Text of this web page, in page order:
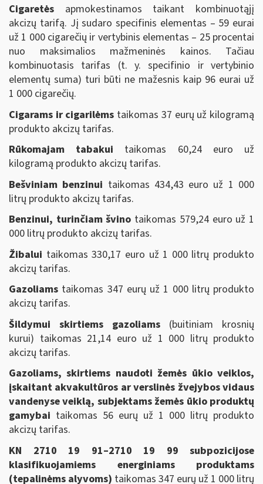
Cigaretės apmokestinamos taikant kombinuotąjį
akcizų tarifą. Jį sudaro specifinis elementas – 59 eurai
už 1 000 cigarečių ir vertybinis elementas – 25 procentai
nuo maksimalios mažmeninės kainos. Tačiau
kombinuotasis tarifas (t. y. specifinio ir vertybinio
elementų suma) turi būti ne mažesnis kaip 96 eurai už
1 000 cigarečių.
Cigarams ir cigarilėms taikomas 37 eurų už kilogramą
produkto akcizų tarifas.
Rūkomajam tabakui taikomas 60,24 euro už
kilogramą produkto akcizų tarifas.
Bešviniam benzinui taikomas 434,43 euro už 1 000
litrų produkto akcizų tarifas.
Benzinui, turinčiam švino taikomas 579,24 euro už 1
000 litrų produkto akcizų tarifas.
Žibalui taikomas 330,17 euro už 1 000 litrų produkto
akcizų tarifas.
Gazoliams taikomas 347 eurų už 1 000 litrų produkto
akcizų tarifas.
Šildymui skirtiems gazoliams (buitiniam krosnių
kurui) taikomas 21,14 euro už 1 000 litrų produkto
akcizų tarifas.
Gazoliams, skirtiems naudoti žemės ūkio veiklos,
įskaitant akvakultūros ar verslinės žvejybos vidaus
vandenyse veiklą, subjektams žemės ūkio produktų
gamybai taikomas 56 eurų už 1 000 litrų produkto
akcizų tarifas.
KN 2710 19 91–2710 19 99 subpozicijose
klasifikuojamiems energiniams produktams
(tepalinėms alyvoms) taikomas 347 eurų už 1 000 litrų